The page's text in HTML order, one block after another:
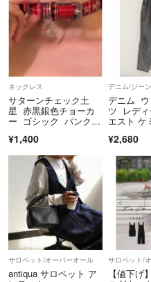
ネックレス
サターンチェック土
星 赤黒銀色チョーカ
ー ゴシック パンク y
¥1,400
デニム/ジー
デニム
ツ レデ
エスト ケ
¥2,680
サロペット/オーバーオール
antiqua サロペット ア
サロペット/
【値下げ